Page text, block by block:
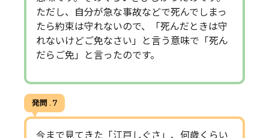
ただし、自分が急な事故などで死んでしまっ
たら約束は守れないので、「死んだときは守
れないけどご免なさい」と言う意味で「死ん
だらご免」と言ったのです。
発問 . 7
今まで見てきた「江戸しぐさ」、何歳くらい